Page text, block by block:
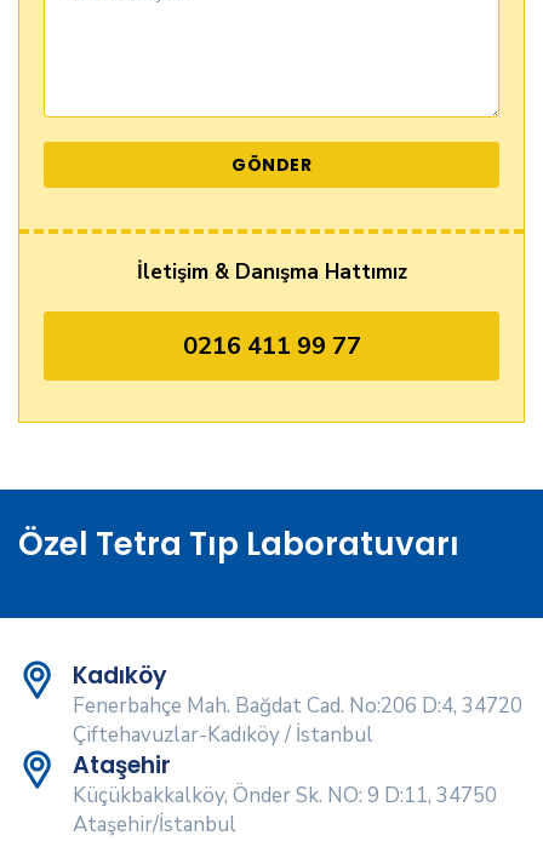
İletişim & Danışma Hattımız
0216 411 99 77
Özel Tetra Tıp Laboratuvarı
Kadıköy
Fenerbahçe Mah. Bağdat Cad. No:206 D:4, 34720
Çiftehavuzlar-Kadıköy / İstanbul
Ataşehir
Küçükbakkalköy, Önder Sk. NO: 9 D:11, 34750
Ataşehir/İstanbul